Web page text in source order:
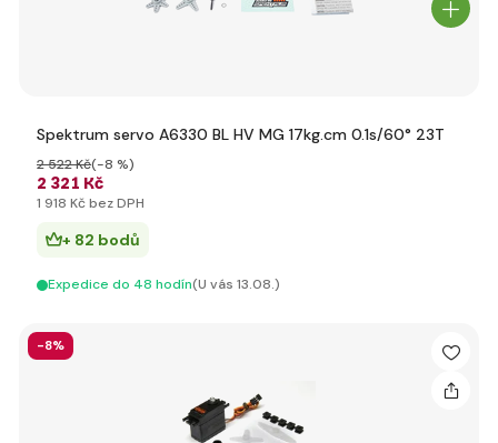
Spektrum servo A6330 BL HV MG 17kg.cm 0.1s/60° 23T
2 321 Kč
2 522 Kč(-8 %)
1 918 Kč bez DPH
+ 82 bodů
Expedice do 48 hodín(U vás 13.08.)
-8%